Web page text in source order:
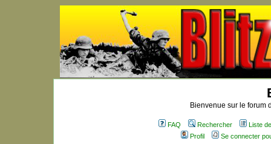
Bienvenue sur le forum
FAQ Rechercher
Liste
Profil
Se connecter